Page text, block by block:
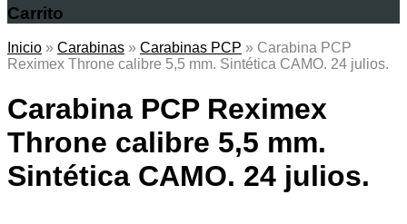
Carrito
Inicio » Carabinas » Carabinas PCP » Carabina PCP
Reximex Throne calibre 5,5 mm. Sintética CAMO. 24 julios.
Carabina PCP Reximex
Throne calibre 5,5 mm.
Sintética CAMO. 24 julios.